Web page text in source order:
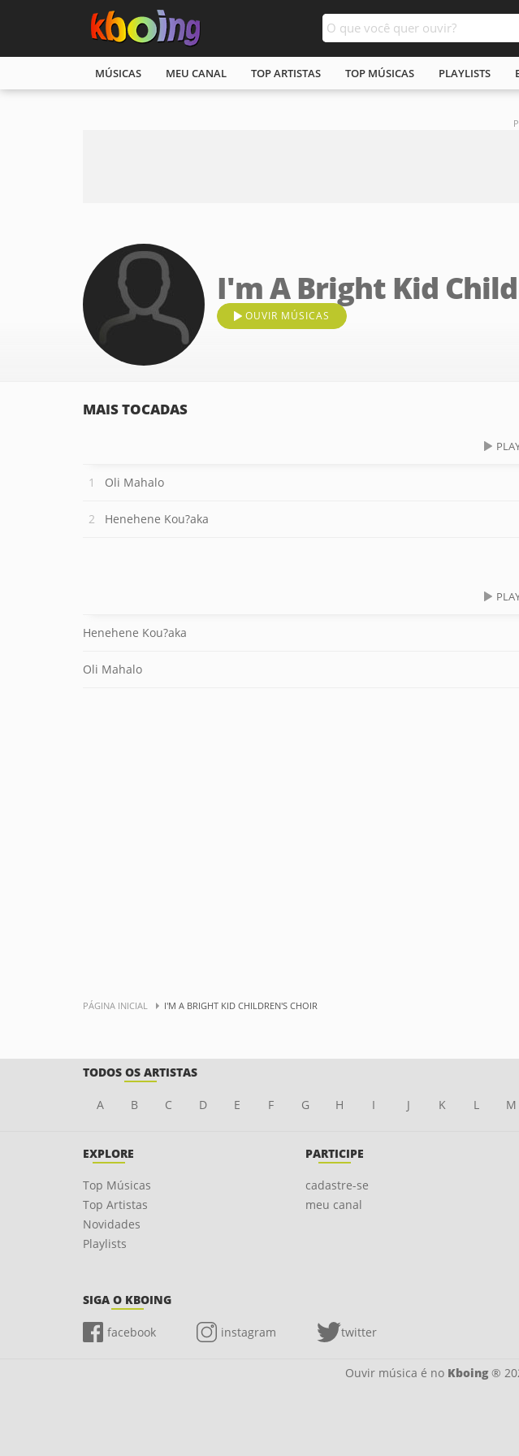
MÚSICAS MEU CANAL TOP ARTISTAS TOP MÚSICAS PLAYLISTS
I'm A Bright Kid
OUVIR MÚSICAS
MAIS TOCADAS
Oli Mahalo
Henehene Kou?aka
Henehene Kou?aka
Oli Mahalo
PÁGINA INICIAL I'M A BRIGHT KID CHILDREN'S CHOIR
TODOS OS ARTISTAS
A B C D E F G H I J K L M
EXPLORE
Top Músicas
Top Artistas
Novidades
Playlists
PARTICIPE
cadastre-se
meu canal
SIGA O KBOING
facebook instagram twitter
Ouvir música é no Kboing®